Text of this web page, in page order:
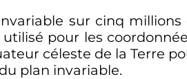
sur cinq
pour les
céleste de la Terre
plan invariable.